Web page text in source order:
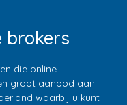
brokers
die online
groot aanbod aan
waarbij u kunt